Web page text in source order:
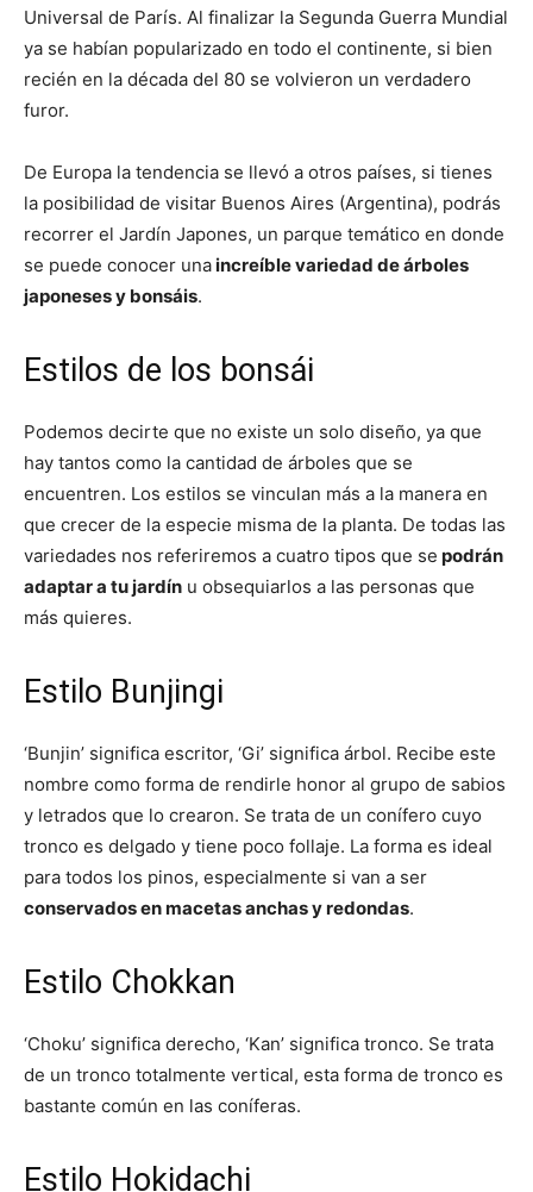
Universal de París. Al finalizar la Segunda Guerra Mundial
ya se habían popularizado en todo el continente, si bien
recién en la década del 80 se volvieron un verdadero
furor.
De Europa la tendencia se llevó a otros países, si tienes
la posibilidad de visitar Buenos Aires (Argentina), podrás
recorrer el Jardín Japones, un parque temático en donde
se puede conocer unaincreíble variedad de árboles
japoneses y bonsáis.
Estilos de los bonsái
Podemos decirte que no existe un solo diseño, ya que
hay tantos como la cantidad de árboles que se
encuentren. Los estilos se vinculan más a la manera en
que crecer de la especie misma de la planta. De todas las
variedades nos referiremos a cuatro tipos que se podrán
adaptar a tu jardín u obsequiarlos a las personas que
más quieres.
Estilo Bunjingi
‘Bunjin’ significa escritor, ‘Gi’ significa árbol. Recibe este
nombre como forma de rendirle honor al grupo de sabios
y letrados que lo crearon. Se trata de un conífero cuyo
tronco es delgado y tiene poco follaje. La forma es ideal
para todos los pinos, especialmente si van a ser
conservados en macetas anchas y redondas.
Estilo Chokkan
‘Choku’ significa derecho, ‘Kan’ significa tronco. Se trata
de un tronco totalmente vertical, esta forma de tronco es
bastante común en las coníferas.
Estilo Hokidachi